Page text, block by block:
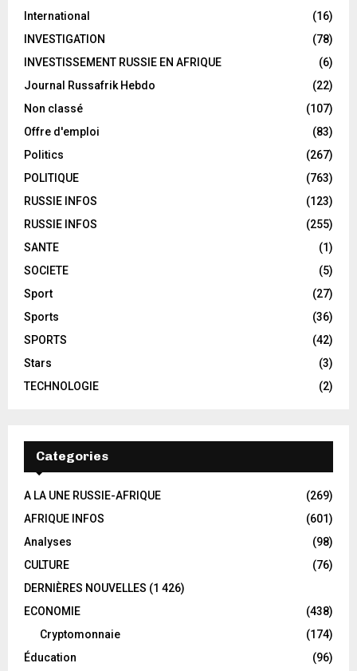
International
(16)
INVESTIGATION
(78)
INVESTISSEMENT RUSSIE EN AFRIQUE
(6)
Journal Russafrik Hebdo
(22)
Non classé
(107)
Offre d'emploi
(83)
Politics
(267)
POLITIQUE
(763)
RUSSIE INFOS
(123)
RUSSIE INFOS
(255)
SANTE
(1)
SOCIETE
(5)
Sport
(27)
Sports
(36)
SPORTS
(42)
Stars
(3)
TECHNOLOGIE
(2)
Categories
A LA UNE RUSSIE-AFRIQUE
(269)
AFRIQUE INFOS
(601)
Analyses
(98)
CULTURE
(76)
DERNIÈRES NOUVELLES (1 426)
ECONOMIE
(438)
Cryptomonnaie
(174)
Éducation
(96)